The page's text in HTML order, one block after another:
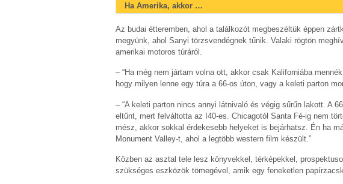
Ha Amerika, akkor …
Az budai étteremben, ahol a találkozót megbeszéltük éppen
megyünk, ahol Sanyi törzsvendégnek tűnik. Valaki rögtön
amerikai motoros túráról.
– “Ha még nem jártam volna ott, akkor csak Kaliforniába
hogy milyen lenne egy túra a 66-os úton, vagy a keleti parton
– “A keleti parton nincs annyi látnivaló és végig sűrűn lakott. A
eltűnt, mert felváltotta az I40-es. Chicagotól Santa Fé-ig nem
mész, akkor sokkal érdekesebb helyeket is bejárhatsz. Én ha
Monument Valley-t, ahol a legtöbb western film készült.”
Közben az asztal tele lesz könyvekkel, térképekkel,
szükséges eszközök tömegével, amik egy feneketlen